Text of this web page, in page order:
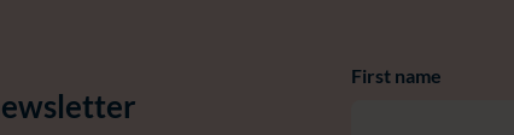
First name